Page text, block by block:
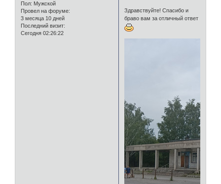
Пол: Мужской
Провел на форуме:
3 месяца 10 дней
Последний визит:
Сегодня 02:26:22
Здравствуйте! Спасибо и
браво вам за отличный ответ